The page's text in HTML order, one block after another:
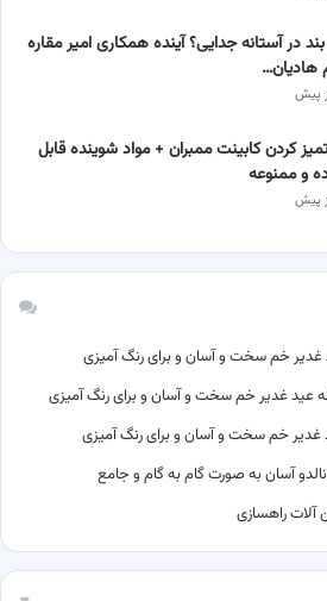
در آستانه جدایی؟ آینده همکاری امیر مقاره
هادیان…
کردن کابینت ممبران + مواد شوینده قابل
و ممنوعه
آسان به صورت گام به گام و جامع
آلات راهسازی